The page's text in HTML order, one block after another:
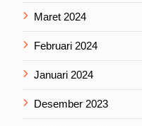
Maret 2024
Februari 2024
Januari 2024
Desember 2023